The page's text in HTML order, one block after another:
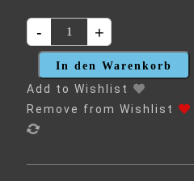
-
WALD
AM
PRAGSER
+
In den Warenkorb
Add to Wishlist
Remove from Wishlist